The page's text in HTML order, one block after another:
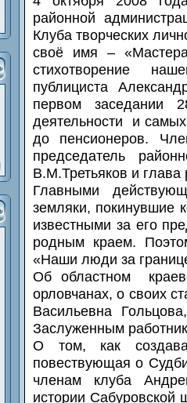
районной
Клуба творческих
своё имя –
стихотворение
публициста
первом заседании
деятельности и
до пенсионеров.
председатель
В.М.Третьяков и
Главными
земляки, покинувшие
известными за его
родным краем.
«Наши люди за
Об областном
орловчанах, о своих
Васильевна
Заслуженным
О том, как
повествующая о
членам клуба
истории